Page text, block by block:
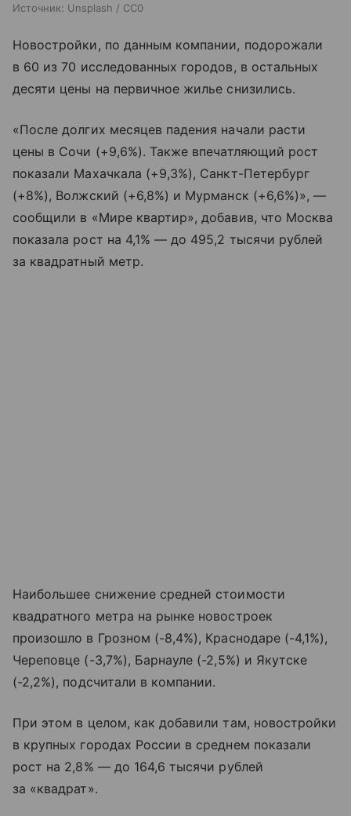
Источник: Unsplash / CC0
Новостройки, по данным компании, подорожали
в 60 из 70 исследованных городов, в остальных
десяти цены на первичное жилье снизились.
«После долгих месяцев падения начали расти
цены в Сочи (+9,6%). Также впечатляющий рост
показали Махачкала (+9,3%), Санкт-Петербург
(+8%), Волжский (+6,8%) и Мурманск (+6,6%)», —
сообщили в «Мире квартир», добавив, что Москва
показала рост на 4,1% — до 495,2 тысячи рублей
за квадратный метр.
Наибольшее снижение средней стоимости
квадратного метра на рынке новостроек
произошло в Грозном (-8,4%), Краснодаре (-4,1%),
Череповце (-3,7%), Барнауле (-2,5%) и Якутске
(-2,2%), подсчитали в компании.
При этом в целом, как добавили там, новостройки
в крупных городах России в среднем показали
рост на 2,8% — до 164,6 тысячи рублей
за «квадрат».